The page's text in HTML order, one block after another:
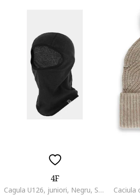
4F
Cagula U126, juniori, Negru, S/M